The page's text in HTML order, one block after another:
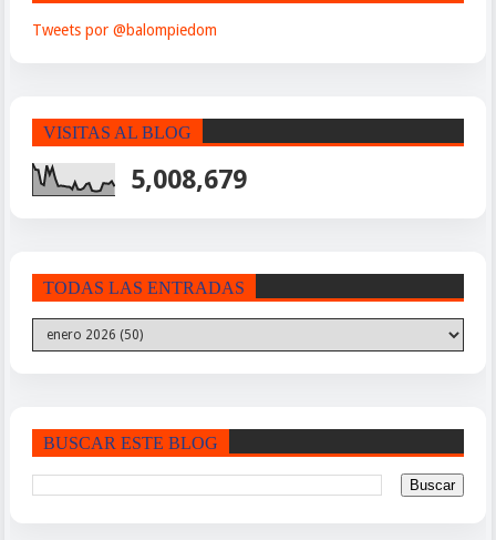
Tweets por @balompiedom
VISITAS AL BLOG
5,008,679
TODAS LAS ENTRADAS
BUSCAR ESTE BLOG